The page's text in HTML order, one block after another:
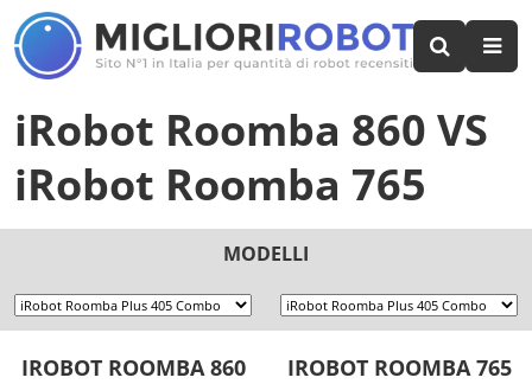
iRobot Roomba 860 VS
iRobot Roomba 765
MODELLI
IROBOT ROOMBA 860 IROBOT ROOMBA 765